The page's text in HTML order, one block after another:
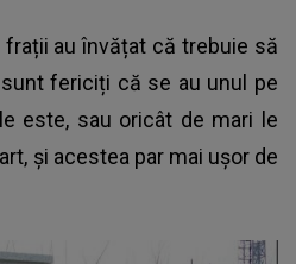
au învățat că trebuie să
fericiți că se au unul pe
este, sau oricât de mari le
și acestea par mai ușor de